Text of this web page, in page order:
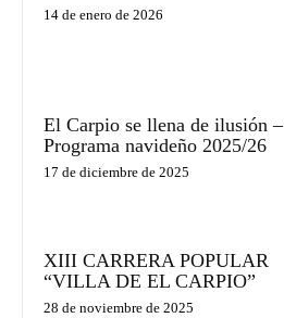
14 de enero de 2026
El Carpio se llena de ilusión –
Programa navideño 2025/26
17 de diciembre de 2025
XIII CARRERA POPULAR
“VILLA DE EL CARPIO”
28 de noviembre de 2025